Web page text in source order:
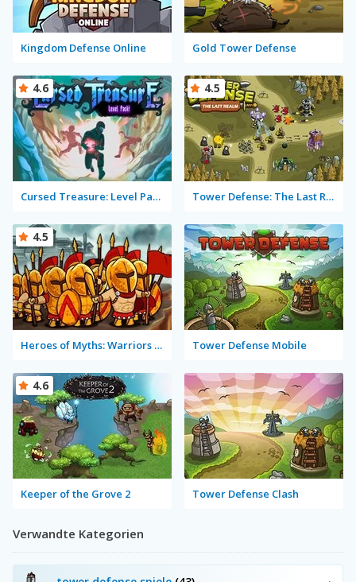
Kingdom Defense Online Gold Tower Defense
Cursed Treasure: Level Pack!
4.6
Tower Defense: The Last Realm
4.5
Heroes of Myths: Warriors of Gods
4.5
Tower Defense Mobile
Keeper of the Grove 2
4.6
Tower Defense Clash
Verwandte Kategorien